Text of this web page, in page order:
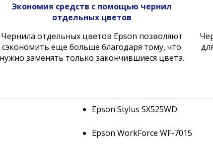
Экономия средств с помощью чернил
отдельных цветов
Чернила отдельных цветов Epson позволяют
сэкономить еще больше благодаря тому, что
нужно заменять только закончившиеся цвета.
Epson Stylus SX525WD
Epson WorkForce WF-7015